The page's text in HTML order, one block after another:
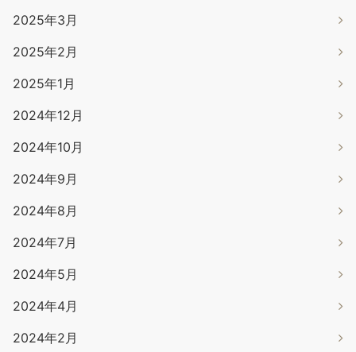
2025年3月
2025年2月
2025年1月
2024年12月
2024年10月
2024年9月
2024年8月
2024年7月
2024年5月
2024年4月
2024年2月